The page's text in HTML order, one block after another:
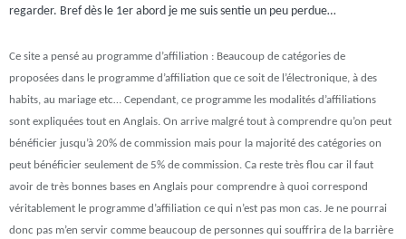
regarder. Bref dès le 1er abord je me suis sentie un peu perdue…
Ce site a pensé au programme d’affiliation : Beaucoup de catégories de
proposées dans le programme d’affiliation que ce soit de l’électronique, à des
habits, au mariage etc… Cependant, ce programme les modalités d’affiliations
sont expliquées tout en Anglais. On arrive malgré tout à comprendre qu’on peut
bénéficier jusqu’à 20% de commission mais pour la majorité des catégories on
peut bénéficier seulement de 5% de commission. Ca reste très flou car il faut
avoir de très bonnes bases en Anglais pour comprendre à quoi correspond
véritablement le programme d’affiliation ce qui n’est pas mon cas. Je ne pourrai
donc pas m’en servir comme beaucoup de personnes qui souffrira de la barrière